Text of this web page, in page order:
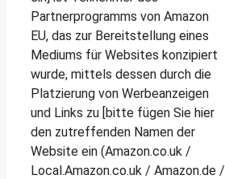
Partnerprogramms von Amazon
EU, das zur Bereitstellung eines
Mediums für Websites konzipiert
wurde, mittels dessen durch die
Platzierung von Werbeanzeigen
und Links zu [bitte fügen Sie hier
den zutreffenden Namen der
Website ein (Amazon.co.uk /
Local.Amazon.co.uk / Amazon.de /